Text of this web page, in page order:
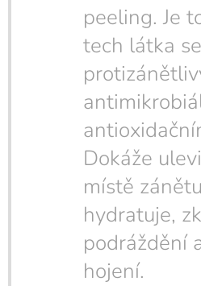
peeling. Je
tech látka
Dokáže
místě
hydratuje,
podráždění
hojení.